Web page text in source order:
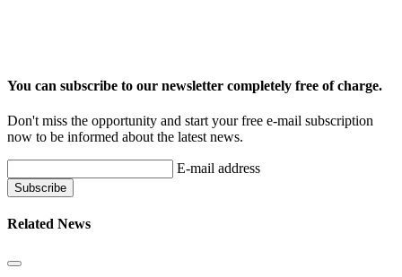
You can subscribe to our newsletter completely free of charge.
Don't miss the opportunity and start your free e-mail subscription
now to be informed about the latest news.
E-mail address
Related News